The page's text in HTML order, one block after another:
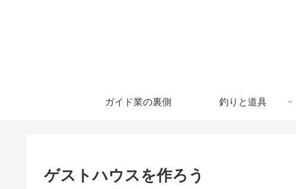
ガイド業の裏側 釣りと道具
ゲストハウスを作ろう